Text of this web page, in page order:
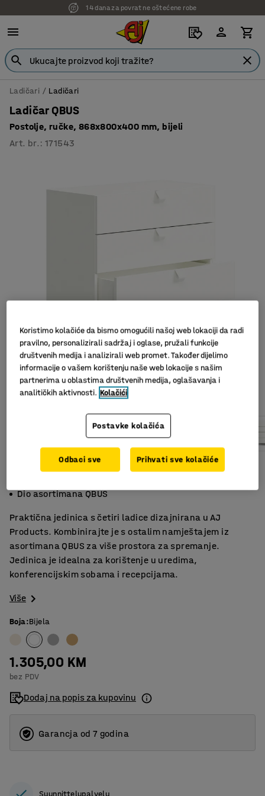
7 godina garancije
Ladičari Ladičari
Ladičar QBUS
Postolje, ručke, 868x800x400 mm, bijeli
Art. br. :171543
Dizajn koji štedi prostor
Dio asortimana QBUS
Praktična jedinica s četiri ladice dizajnirana u AJ
Products. Kombinirajte je s ostalim namještajem iz
asortimana QBUS za više prostora za spremanje.
Jedinica je idealna za korištenje u uredima,
konferencijskim sobama i recepcijama.
Više
Boja:Bijela
1.305,00 KM
bez PDV
Dodaj na popis za kupovinu
Garancja od 7 godina
Suunnittelupalvelu
Koristimo kolačiće da bismo omogućili našoj web lokaciji da radi
pravilno, personalizirali sadržaj i oglase, pružali funkcije
društvenih medija i analizirali web promet. Također dijelimo
informacije o vašem korištenju naše web lokacije s našim
partnerima u oblastima društvenih medija, oglašavanja i
analitičkih aktivnosti. Kolačići
Postavke kolačića
Odbaci sve Prihvati sve kolačiće